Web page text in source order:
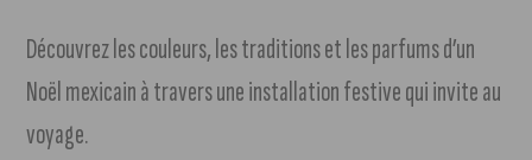
Découvrez les couleurs, les traditions et les parfums d’un
Noël mexicain à travers une installation festive qui invite au
voyage.